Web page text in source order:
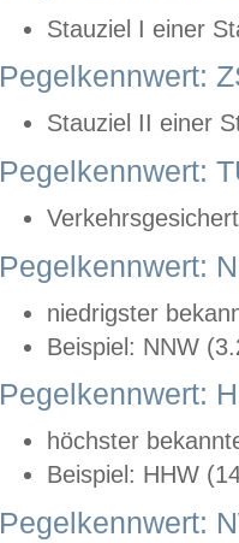
Stauziel I einer
Pegelkennwert:
Stauziel II einer
Pegelkennwert:
Pegelkennwert:
niedrigster
Beispiel: NNW
Pegelkennwert:
höchster
Beispiel: HHW
Pegelkennwert: